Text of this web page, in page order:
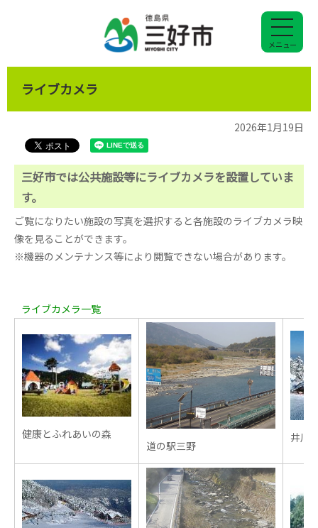
メニュー
ライブカメラ
2026年1月19日
三好市では公共施設等にライブカメラを設置していま
す。
ご覧になりたい施設の写真を選択すると各施設のライブカメラ映
像を見ることができます。
※機器のメンテナンス等により閲覧できない場合があります。
ライブカメラ一覧
健康とふれあいの森
道の駅三野
井川